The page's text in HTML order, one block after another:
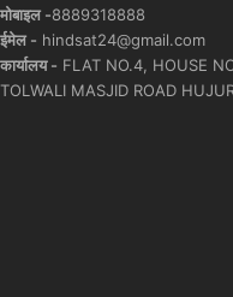
मोबाइल -8889318888
ईमेल - hindsat24@gmail.com
कार्यालय - FLAT NO.4, HOUSE
TOLWALI MASJID ROAD